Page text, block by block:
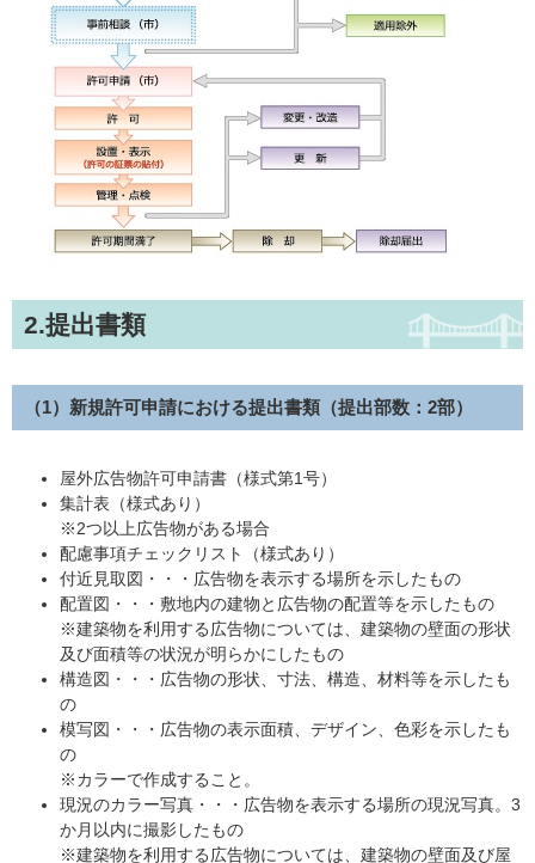
2.提出書類
（1）新規許可申請における提出書類 （提出部数：2部）
屋外広告物許可申請書（様式第1号）
集計表（様式あり）
※2つ以上広告物がある場合
配慮事項チェックリスト（様式あり）
付近見取図・・・広告物を表示する場所を示したもの
配置図・・・敷地内の建物と広告物の配置等を示したもの
※建築物を利用する広告物については、建築物の壁面の形状
及び面積等の状況が明らかにしたもの
構造図・・・広告物の形状、寸法、構造、材料等を示したも
の
模写図・・・広告物の表示面積、デザイン、色彩を示したも
の
※カラーで作成すること。
現況のカラー写真・・・広告物を表示する場所の現況写真。3
か月以内に撮影したもの
※建築物を利用する広告物については、建築物の壁面及び屋